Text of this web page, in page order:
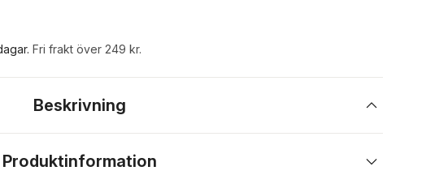
. Fri frakt över 249 kr.
Beskrivning
Produktinformation